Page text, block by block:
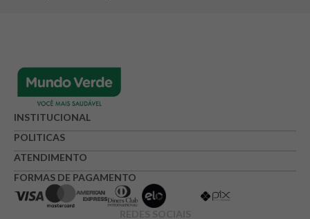
INSTITUCIONAL
POLITICAS
ATENDIMENTO
FORMAS DE PAGAMENTO
REDES SOCIAIS